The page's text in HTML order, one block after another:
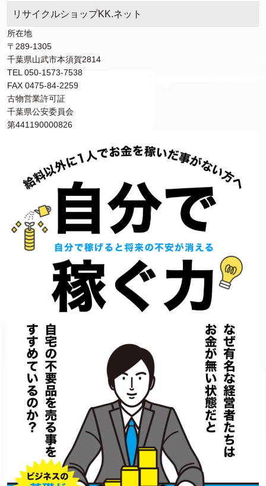
リサイクルショップKK.ネット
所在地
〒289-1305
千葉県山武市本須賀2814
TEL 050-1573-7538
FAX 0475-84-2259
古物営業許可証
千葉県公安委員会
第441190000826